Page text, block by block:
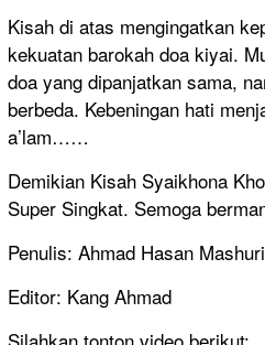
Kisah di atas mengingatkan
kekuatan barokah doa kiyai.
doa yang dipanjatkan sama,
berbeda. Kebeningan hati
a’lam……
Demikian Kisah Syaikhona
Super Singkat. Semoga
Penulis: Ahmad Hasan Mashuri
Editor: Kang Ahmad